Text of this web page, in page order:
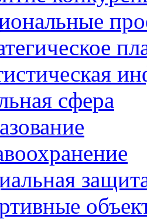
сфера